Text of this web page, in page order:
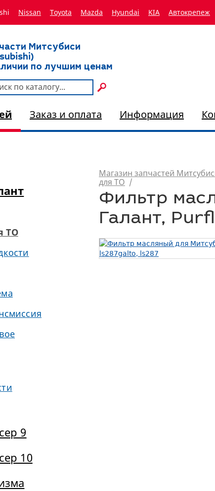
Nissan Toyota Мazda Hyundai KIA Автокрепеж
Митсубиси
по лучшим ценам
Заказ и оплата Информация
ТО
9
10
Магазин запчастей
для ТО /
Фильтр
Галант,